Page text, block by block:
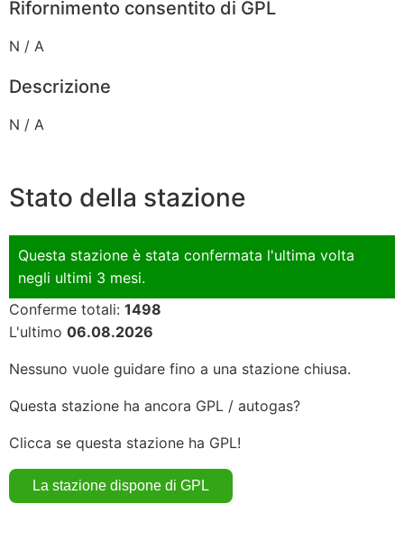
Rifornimento consentito di GPL
N / A
Descrizione
N / A
Stato della stazione
Questa stazione è stata confermata l'ultima volta
negli ultimi 3 mesi.
Conferme totali: 1498
L'ultimo 06.08.2026
Nessuno vuole guidare fino a una stazione chiusa.
Questa stazione ha ancora GPL / autogas?
Clicca se questa stazione ha GPL!